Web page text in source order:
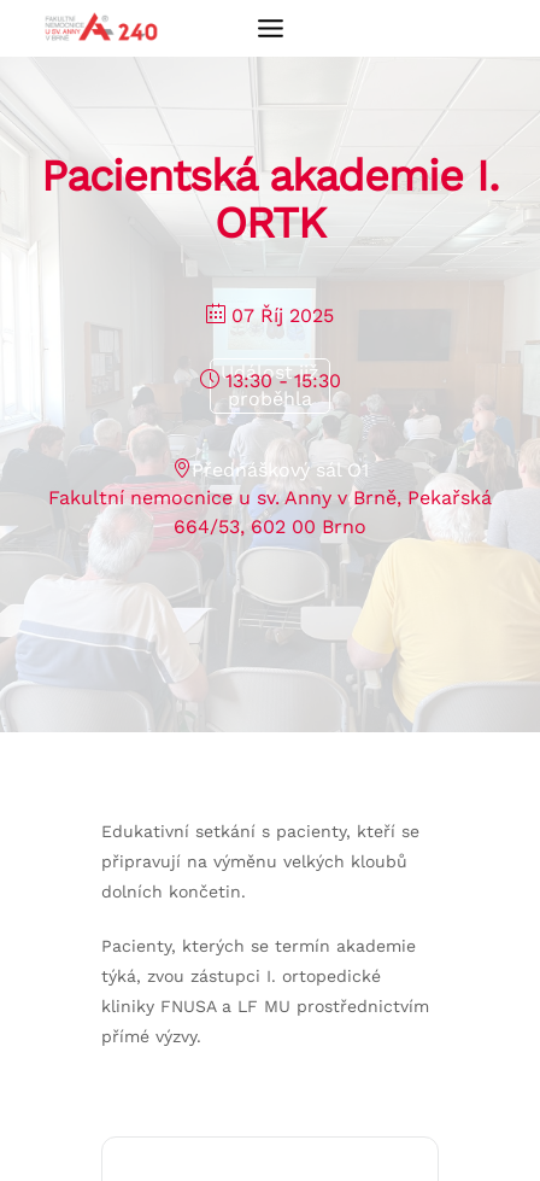
Přeskočit
obsah
Pacientská akademie I.
ORTK
07 Říj 2025
Událost již
proběhla
13:30 - 15:30
Přednáškový sál O1
Fakultní nemocnice u sv. Anny v Brně, Pekařská
664/53, 602 00 Brno
Edukativní setkání s pacienty, kteří se
připravují na výměnu velkých kloubů
dolních končetin.
Pacienty, kterých se termín akademie
týká, zvou zástupci I. ortopedické
kliniky FNUSA a LF MU prostřednictvím
přímé výzvy.